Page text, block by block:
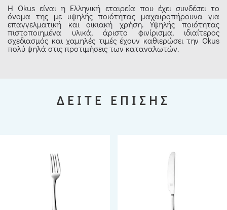
Η Okus είναι η Ελληνική εταιρεία που έχει συνδέσει το
όνομα της με υψηλής ποιότητας μαχαιροπήρουνα για
επαγγελματική και οικιακή χρήση. Υψηλής ποιότητας
πιστοποιημένα υλικά, άριστο φινίρισμα, ιδιαίτερος
σχεδιασμός και χαμηλές τιμές έχουν καθιερώσει την Okus
πολύ ψηλά στις προτιμήσεις των καταναλωτών.
ΔΕΙΤΕ ΕΠΙΣΗΣ